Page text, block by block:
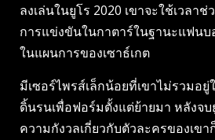
ลงเล่นในยูโร 2020 เขาจะใช้เวลา
การแข่งขันในกาตาร์ในฐานะแฟน
ในแผนการของเซาธ์เกต
มีเซอร์ไพรส์เล็กน้อยที่เขาไม่รวมอ
ดิ้นรนเพื่อฟอร์มตั้งแต่ย้ายมา หลังจ
ความกังวลเกี่ยวกับตัวละครของเข